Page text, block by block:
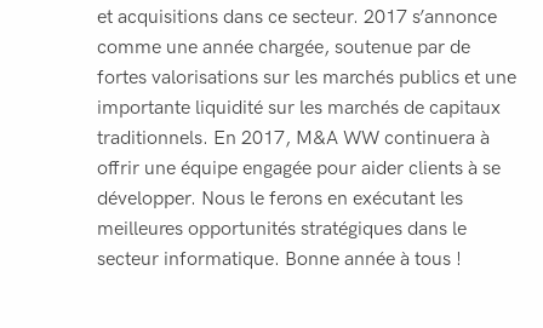
et acquisitions dans ce secteur. 2017 s’annonce
comme une année chargée, soutenue par de
fortes valorisations sur les marchés publics et une
importante liquidité sur les marchés de capitaux
traditionnels. En 2017, M&A WW continuera à
offrir une équipe engagée pour aider clients à se
développer. Nous le ferons en exécutant les
meilleures opportunités stratégiques dans le
secteur informatique. Bonne année à tous !